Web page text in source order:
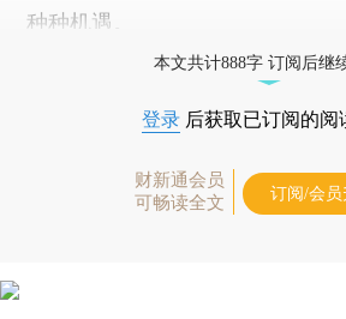
种种机遇。
本文共计888字 订阅后继
登录 后获取已订阅的阅
财新通会员
可畅读全文
订阅/会员